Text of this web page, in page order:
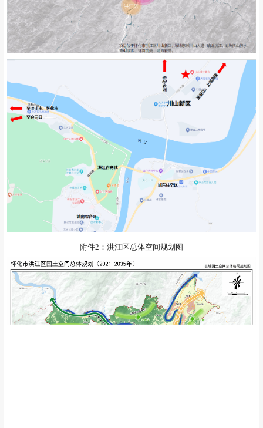
附件2：洪江区总体空间规划图